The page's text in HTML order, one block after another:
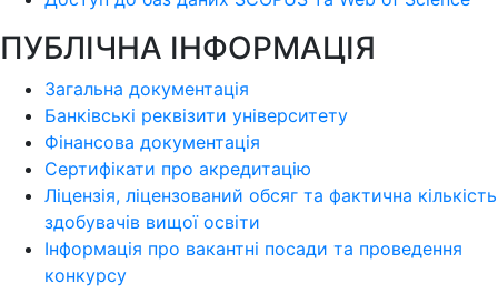
ПУБЛІЧНА ІНФОРМАЦІЯ
Загальна документація
Банківські реквізити університету
Фінансова документація
Сертифікати про акредитацію
Ліцензія, ліцензований обсяг та фактична кількість
здобувачів вищої освіти
Інформація про вакантні посади та проведення
конкурсу